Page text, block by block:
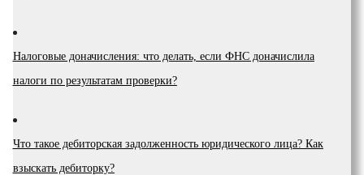
Налоговые доначисления: что делать, если ФНС доначислила
налоги по результатам проверки?
Что такое дебиторская задолженность юридического лица? Как
взыскать дебиторку?